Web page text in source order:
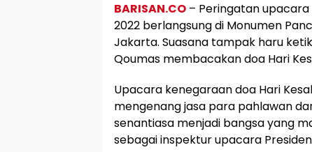
BARISAN.CO – Peringatan upacara
2022 berlangsung di Monumen
Jakarta. Suasana tampak haru
Qoumas membacakan doa Hari
Upacara kenegaraan doa Hari
mengenang jasa para pahlawan
senantiasa menjadi bangsa yang
sebagai inspektur upacara